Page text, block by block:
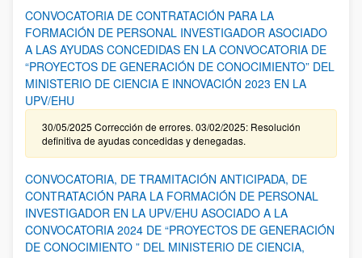
CONVOCATORIA DE CONTRATACIÓN PARA LA
FORMACIÓN DE PERSONAL INVESTIGADOR ASOCIADO
A LAS AYUDAS CONCEDIDAS EN LA CONVOCATORIA DE
“PROYECTOS DE GENERACIÓN DE CONOCIMIENTO” DEL
MINISTERIO DE CIENCIA E INNOVACIÓN 2023 EN LA
UPV/EHU
30/05/2025 Corrección de errores. 03/02/2025: Resolución
definitiva de ayudas concedidas y denegadas.
CONVOCATORIA, DE TRAMITACIÓN ANTICIPADA, DE
CONTRATACIÓN PARA LA FORMACIÓN DE PERSONAL
INVESTIGADOR EN LA UPV/EHU ASOCIADO A LA
CONVOCATORIA 2024 DE “PROYECTOS DE GENERACIÓN
DE CONOCIMIENTO ” DEL MINISTERIO DE CIENCIA,